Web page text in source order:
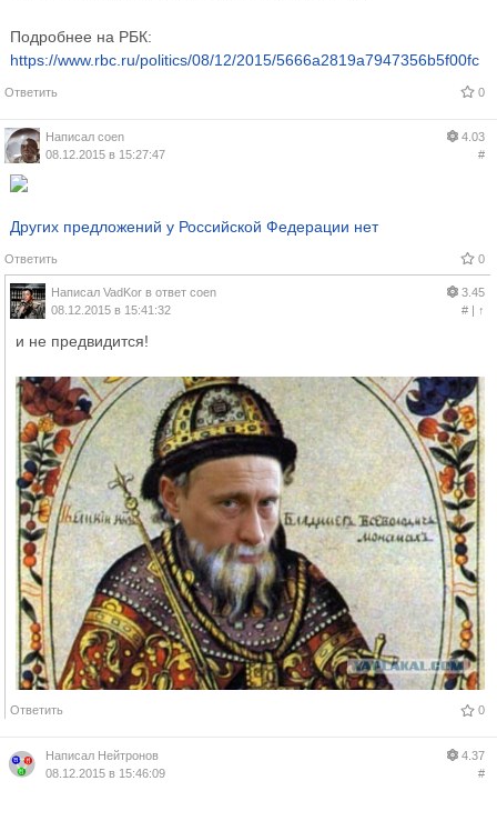
Подробнее на РБК:
https://www.rbc.ru/politics/08/12/2015/5666a2819a7947356b5f00fc
Ответить 0
Написал coen
08.12.2015 в 15:27:47
4.03
#
Других предложений у Российской Федерации нет
Ответить 0
Написал VadKor в ответ coen
08.12.2015 в 15:41:32
3.45
#| ↑
и не предвидится!
Ответить 0
Написал Нейтронов
08.12.2015 в 15:46:09
4.37
#